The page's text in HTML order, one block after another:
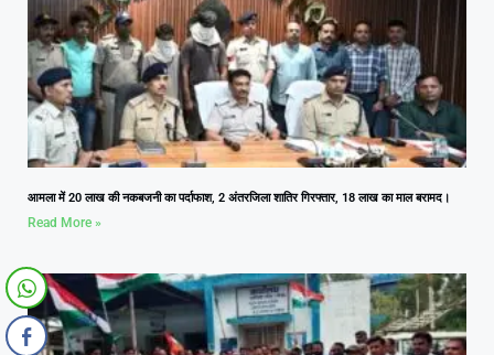
आमला में 20 लाख की नकबजनी का पर्दाफाश, 2 अंतरजिला शातिर गिरफ्तार, 18 लाख का माल बरामद।
Read More »